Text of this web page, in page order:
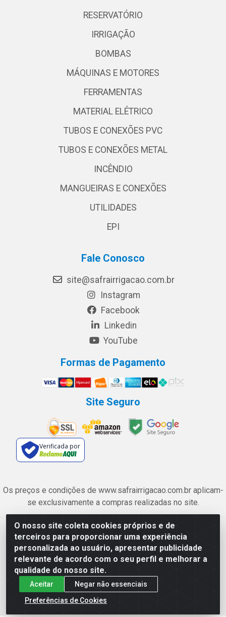
O nosso site coleta cookies próprios e de
terceiros para proporcionar uma experiência
personalizada ao usuário, apresentar publicidade
relevante de acordo com o seu perfil e melhorar a
qualidade do nosso site.
Aceitar
Negar não essenciais
Preferências de Cookies
RESERVATÓRIO
IRRIGAÇÃO
BOMBAS
MÁQUINAS E MOTORES
FERRAMENTAS
MATERIAL ELÉTRICO
TUBOS E CONEXÕES PVC
TUBOS E CONEXÕES METAL
INCÊNDIO
MANGUEIRAS E CONEXÕES
UTILIDADES
EPI
Fale Conosco
site@safrairrigacao.com.br
Instagram
Facebook
Linkedin
YouTube
Formas de Pagamento
Site Seguro
Verificada por
Os preços e condições de www.safrairrigacao.com.br aplicam-
se exclusivamente a compras realizadas no site.
Safra Agrícola e Pecuária LTDA - Avenida Castelo Branco, 5330 -
Esplanada dos Anicuns, Goiânia/GO - CEP 74.433-205 - CNPJ
06.315.490/0001-00